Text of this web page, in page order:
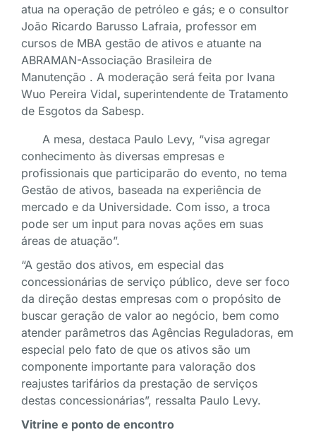
atua na operação de petróleo e gás; e o consultor
João Ricardo Barusso Lafraia, professor em
cursos de MBA gestão de ativos e atuante na
ABRAMAN-Associação Brasileira de
Manutenção . A moderação será feita por Ivana
Wuo Pereira Vidal, superintendente de Tratamento
de Esgotos da Sabesp.
A mesa, destaca Paulo Levy, “visa agregar
conhecimento às diversas empresas e
profissionais que participarão do evento, no tema
Gestão de ativos, baseada na experiência de
mercado e da Universidade. Com isso, a troca
pode ser um input para novas ações em suas
áreas de atuação”.
“A gestão dos ativos, em especial das
concessionárias de serviço público, deve ser foco
da direção destas empresas com o propósito de
buscar geração de valor ao negócio, bem como
atender parâmetros das Agências Reguladoras, em
especial pelo fato de que os ativos são um
componente importante para valoração dos
reajustes tarifários da prestação de serviços
destas concessionárias”, ressalta Paulo Levy.
Vitrine e ponto de encontro